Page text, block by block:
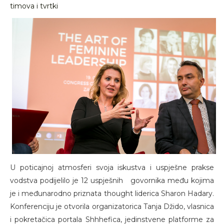
timova i tvrtki
U poticajnoj atmosferi svoja iskustva i uspješne prakse
vodstva podijelilo je 12 uspješnih govornika među kojima
je i međunarodno priznata thought liderica Sharon Hadary.
Konferenciju je otvorila organizatorica Tanja Džido, vlasnica
i pokretačica portala Shhhefica, jedinstvene platforme za